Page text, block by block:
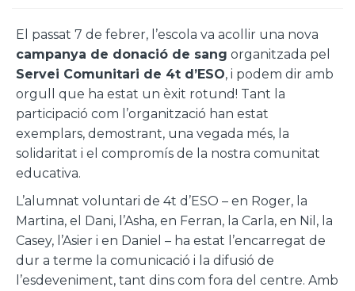
El passat 7 de febrer, l’escola va acollir una nova
campanya de donació de sang organitzada pel
Servei Comunitari de 4t d’ESO, i podem dir amb
orgull que ha estat un èxit rotund! Tant la
participació com l’organització han estat
exemplars, demostrant, una vegada més, la
solidaritat i el compromís de la nostra comunitat
educativa.
L’alumnat voluntari de 4t d’ESO – en Roger, la
Martina, el Dani, l’Asha, en Ferran, la Carla, en Nil, la
Casey, l’Asier i en Daniel – ha estat l’encarregat de
dur a terme la comunicació i la difusió de
l’esdeveniment, tant dins com fora del centre. Amb